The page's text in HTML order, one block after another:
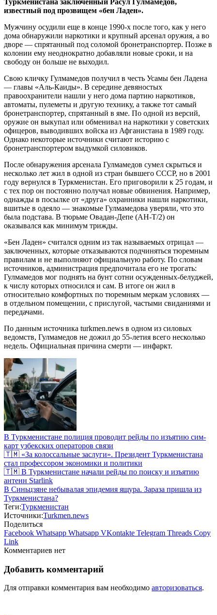
известный под прозвищем «бен Ладен».
Мужчину осудили еще в конце 1990‑х после того, как у него
дома обнаружили наркотики и крупный арсенал оружия, а во
дворе — спрятанный под соломой бронетранспортер. Позже в
колонии ему неоднократно добавляли новые сроки, и на
свободу он больше не выходил.
Свою кличку Гулмамедов получил в честь Усамы бен Ладена
— главы «Аль‑Каиды». В середине девяностых
правоохранители нашли у него дома партию наркотиков,
автоматы, пулеметы и другую технику, а также тот самый
бронетранспортер, спрятанный в яме. По одной из версий,
оружие он выкупал или обменивал на наркотики у советских
офицеров, выводивших войска из Афганистана в 1989 году.
Однако некоторые источники считают историю с
бронетранспортером выдумкой силовиков.
После обнаружения арсенала Гулмамедов сумел скрыться и
несколько лет жил в одной из стран бывшего СССР, но в 2001
году вернулся в Туркменистан. Его приговорили к 25 годам, и
с тех пор он постоянно получал новые обвинения. Например,
однажды в посылке от «друга» охранники нашли наркотики,
вшитые в одеяло — знакомые Гулмамедова уверяли, что это
была подстава. В тюрьме Овадан‑Депе (AH‑T/2) он
оказывался как минимум трижды.
«Бен Ладен» считался одним из так называемых отрицал —
заключенных, которые отказываются подчиняться тюремным
правилам и не выполняют официальную работу. По словам
источников, администрация предпочитала его не трогать:
Гулмамедов мог поднять на бунт сотни осужденных‑белуджей,
к числу которых относился и сам. В итоге он жил в
относительно комфортных по тюремным меркам условиях —
в отдельном помещении, с прислугой, частыми свиданиями и
передачами.
По данным источника turkmen.news в одном из силовых
ведомств, Гулмамедов не дожил до 55‑летия всего несколько
недель. Официальная причина смерти — инфаркт.
В Туркменистане полиция проводит рейды по изъятию сим-
карт узбекских операторов связи
🇹🇲 «За колоссальные заслуги». Президент Туркменистана
стал профессором экономики и политики
🇹🇲 В Туркменистане начали рейды по поиску и изъятию
антенн Starlink
В Синьцзяне небывалая эпидемия ящура. Зараза пришла из
Туркменистана?
Теги:Туркменистан
Источники:Turkmen.news
Поделиться
Facebook Whatsapp Whatsapp VKontakte Telegram Threads Copy
Link
Комментариев нет
Добавить комментарий
Для отправки комментария вам необходимо авторизоваться.